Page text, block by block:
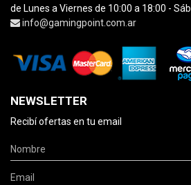
de Lunes a Viernes de 10:00 a 18:00 -
info@gamingpoint.com.ar
NEWSLETTER
Recibí ofertas en tu email